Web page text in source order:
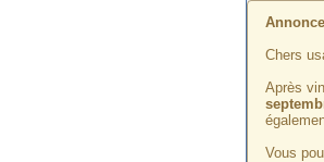
Annonce
Chers
Après
Vous